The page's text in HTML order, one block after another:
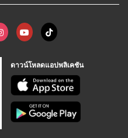
ดาวน์โหลดแอปพลิเคชัน